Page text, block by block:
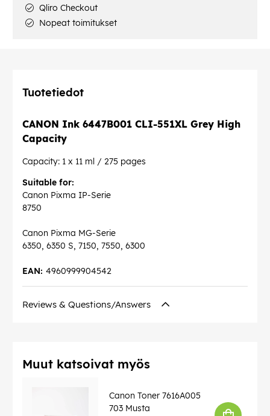
Qliro Checkout
Nopeat toimitukset
Tuotetiedot
CANON Ink 6447B001 CLI-551XL Grey High
Capacity
Capacity: 1 x 11 ml / 275 pages
Suitable for:
Canon Pixma IP-Serie
8750
Canon Pixma MG-Serie
6350, 6350 S, 7150, 7550, 6300
4960999904542
EAN:
Reviews & Questions/Answers
Muut katsoivat myös
Canon Toner 7616A005
703 Musta